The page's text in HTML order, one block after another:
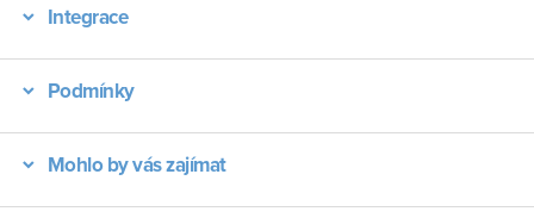
Integrace
Podmínky
Mohlo by vás zajímat